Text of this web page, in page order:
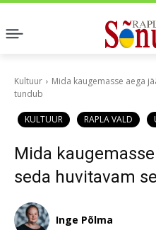
Kultuur
Mida kaugemasse aega
tundub
KULTUUR RAPLA VALD
Mida
seda huvitavam
Inge Põlma